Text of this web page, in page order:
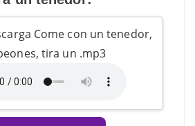
Come con un tenedor,
tira un .mp3